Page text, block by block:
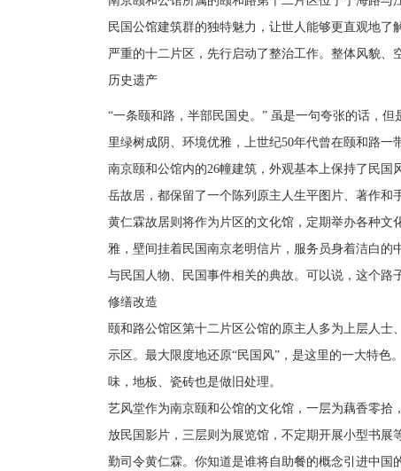
民国公馆建筑群的独特魅力，让世人能够更直观地了
严重的十二片区，先行启动了整治工作。整体风貌、
历史遗产
“一条颐和路，半部民国史。” 虽是一句夸张的话，
里绿树成阴、环境优雅，上世纪50年代曾在颐和路
南京颐和公馆内的26幢建筑，外观基本上保持了民
岳故居，都保留了一个陈列原主人生平图片、著作和
黄仁霖故居则将作为片区的文化馆，定期举办各种
雅，壁间挂着民国南京老明信片，服务员身着洁白
与民国人物、民国事件相关的典故。可以说，这个路
修缮改造
颐和路公馆区第十二片区公馆的原主人多为上层人
示区。最大限度地还原“民国风”，是这里的一大特
味，地板、瓷砖也是做旧处理。
艺风堂作为南京颐和公馆的文化馆，一层为藕香零
放民国影片，三层则为展览馆，不定期开展小型书
勤司令黄仁霖。你知道是谁将自助餐的概念引进中国